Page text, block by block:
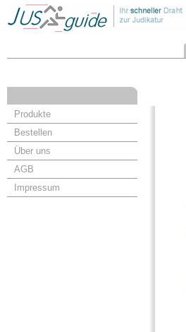
Produkte
Bestellen
Über uns
AGB
Impressum